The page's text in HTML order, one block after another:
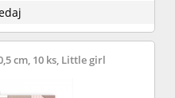
cm, 10 ks, Little girl